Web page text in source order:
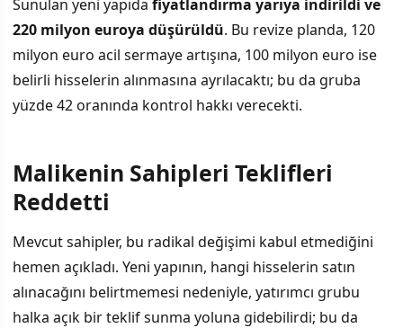
Sunulan yeni yapıda fiyatlandırma yarıya indirildi ve
220 milyon euroya düşürüldü. Bu revize planda, 120
milyon euro acil sermaye artışına, 100 milyon euro ise
belirli hisselerin alınmasına ayrılacaktı; bu da gruba
yüzde 42 oranında kontrol hakkı verecekti.
Malikenin Sahipleri Teklifleri
Reddetti
Mevcut sahipler, bu radikal değişimi kabul etmediğini
hemen açıkladı. Yeni yapının, hangi hisselerin satın
alınacağını belirtmemesi nedeniyle, yatırımcı grubu
halka açık bir teklif sunma yoluna gidebilirdi; bu da